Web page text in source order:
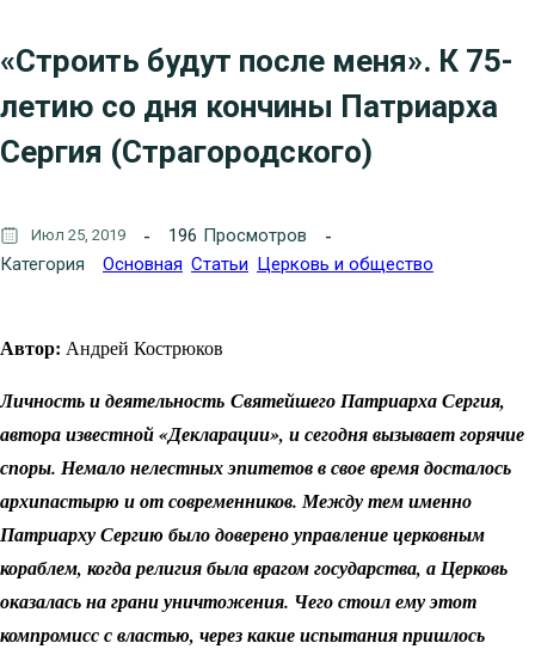
«Строить будут после меня». К 75-
летию со дня кончины Патриарха
Сергия (Страгородского)
Июл 25, 2019 196 Просмотров
Категория
Основная Статьи Церковь и общество
Автор: Андрей Кострюков
Личность и деятельность Святейшего Патриарха Сергия,
автора известной «Декларации», и сегодня вызывает горячие
споры. Немало нелестных эпитетов в свое время досталось
архипастырю и от современников. Между тем именно
Патриарху Сергию было доверено управление церковным
кораблем, когда религия была врагом государства, а Церковь
оказалась на грани уничтожения. Чего стоил ему этот
компромисс с властью, через какие испытания пришлось